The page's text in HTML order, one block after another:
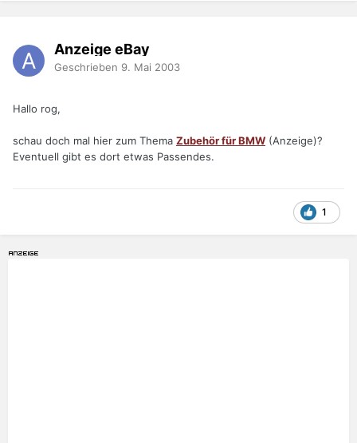
Anzeige eBay
Geschrieben 9. Mai 2003
Hallo rog,
schau doch mal hier zum Thema Zubehör für BMW (Anzeige)?
Eventuell gibt es dort etwas Passendes.
1